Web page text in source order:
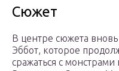
Сюжет
В центре сюжета вновь
Эббот, которое
сражаться с